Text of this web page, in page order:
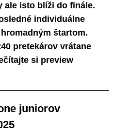
ale isto blíži do finále.
individuálne
štartom.
pretekárov vrátane
si preview
juniorov